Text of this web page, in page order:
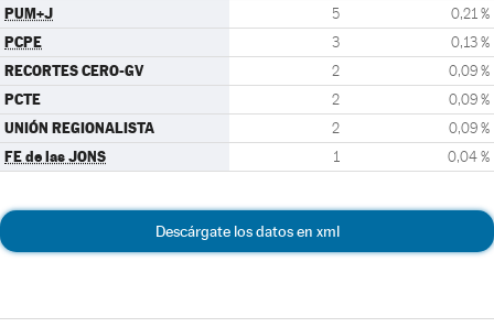
PUM+J 5 0,21 %
PCPE 3 0,13 %
RECORTES CERO-GV 2 0,09 %
PCTE 2 0,09 %
UNIÓN REGIONALISTA 2 0,09 %
FE de las JONS 1 0,04 %
Descárgate los datos en xml